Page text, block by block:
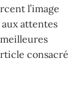
l’image
attentes
consacré